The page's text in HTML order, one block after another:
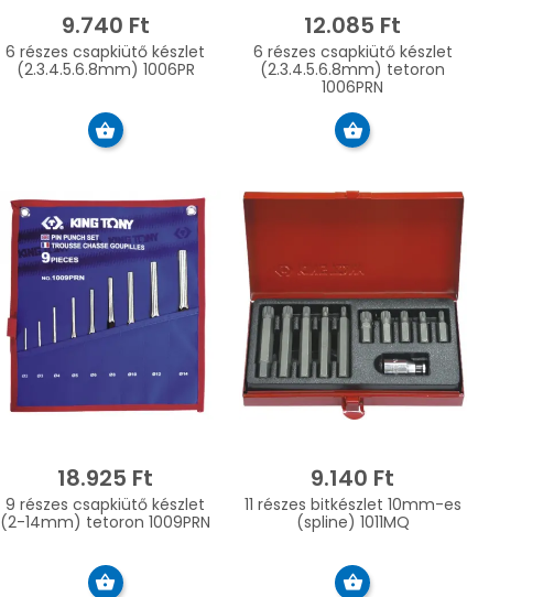
9.740 Ft
6 részes csapkiütő készlet
(2.3.4.5.6.8mm) 1006PR
12.085 Ft
6 részes csapkiütő készlet
(2.3.4.5.6.8mm) tetoron
1006PRN
18.925 Ft
9 részes csapkiütő készlet
(2-14mm) tetoron 1009PRN
9.140 Ft
11 részes bitkészlet 10mm-es
(spline) 1011MQ